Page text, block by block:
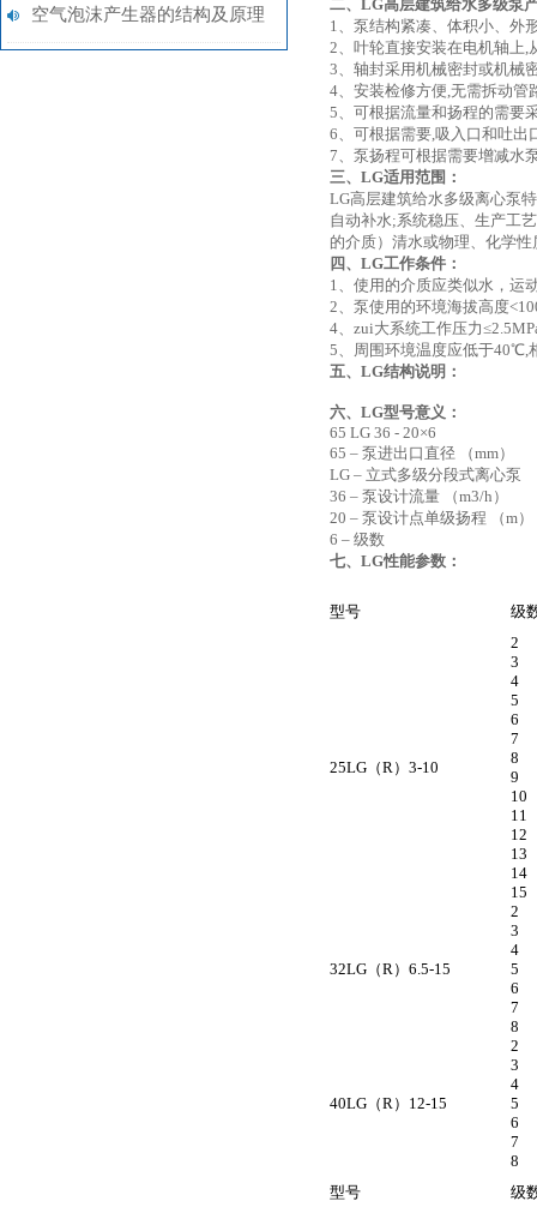
空气泡沫产生器的结构及原理
二、LG高层建筑给水多级泵
1、泵结构紧凑、体积小、外
2、叶轮直接安装在电机轴上
3、轴封采用机械密封或机械
4、安装检修方便,无需拆动
5、可根据流量和扬程的需要
6、可根据需要,吸入口和吐出
7、泵扬程可根据需要增减水
三、LG适用范围：
LG高层建筑给水多级离心泵
自动补水;系统稳压、生产工
的介质）清水或物理、化学
四、LG工作条件：
1、使用的介质应类似水，运
2、泵使用的环境海拔高度
4、zui大系统工作压力
5、周围环境温度应低于40℃,
五、LG结构说明：
六、LG型号意义：
65 LG 36 - 20×6
65 – 泵进出口直径 （mm）
LG – 立式多级分段式离心泵
36 – 泵设计流量 （m3/h）
20 – 泵设计点单级扬程 （m）
6 – 级数
七、LG性能参数：
型号 级
25LG（R）3-10
2
3
4
5
6
7
8
9
10
11
12
13
14
15
32LG（R）6.5-15
2
3
4
5
6
7
8
40LG（R）12-15
2
3
4
5
6
7
8
型号
级